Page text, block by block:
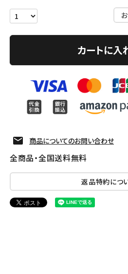
Follow us
カートに入
商品についてのお問い合わせ
全商品・全国送料無料
返品特約につ